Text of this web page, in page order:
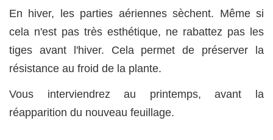
En hiver, les parties aériennes sèchent. Même si
cela n'est pas très esthétique, ne rabattez pas les
tiges avant l'hiver. Cela permet de préserver la
résistance au froid de la plante.
Vous interviendrez au printemps, avant la
réapparition du nouveau feuillage.